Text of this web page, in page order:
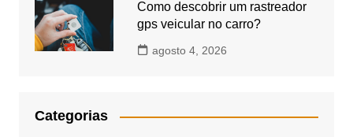
Como descobrir um rastreador
gps veicular no carro?
agosto 4, 2026
Categorias